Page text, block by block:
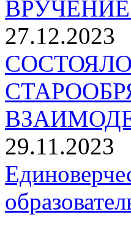
27.12.2023
29.11.2023